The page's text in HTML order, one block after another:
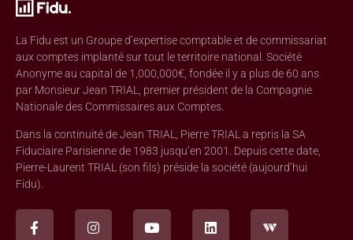
La Fidu est un Groupe d’expertise comptable et de commissariat
aux comptes implanté sur tout le territoire national. Société
Anonyme au capital de 1,000,000€, fondée il y a plus de 60 ans
par Monsieur Jean TRIAL, premier président de la Compagnie
Nationale des Commissaires aux Comptes.
Dans la continuité de Jean TRIAL, Pierre TRIAL a repris la SA
Fiduciaire Parisienne de 1983 jusqu’en 2001. Depuis cette date,
Pierre-Laurent TRIAL (son fils) préside la société (aujourd’hui
Fidu).